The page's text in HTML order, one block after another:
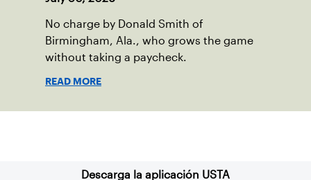
No charge by Donald Smith of
Birmingham, Ala., who grows the game
without taking a paycheck.
READ MORE
Descarga la aplicación USTA